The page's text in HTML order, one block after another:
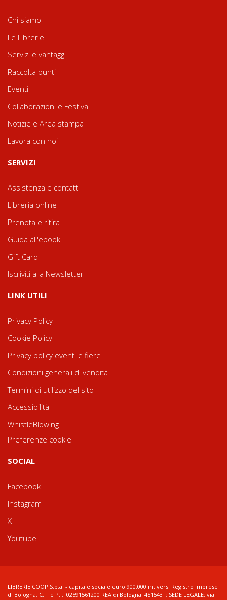
Chi siamo
Le Librerie
Servizi e vantaggi
Raccolta punti
Eventi
Collaborazioni e Festival
Notizie e Area stampa
Lavora con noi
SERVIZI
Assistenza e contatti
Libreria online
Prenota e ritira
Guida all'ebook
Gift Card
Iscriviti alla Newsletter
LINK UTILI
Privacy Policy
Cookie Policy
Privacy policy eventi e fiere
Condizioni generali di vendita
Termini di utilizzo del sito
Accessibilità
WhistleBlowing
Preferenze cookie
SOCIAL
Facebook
Instagram
X
Youtube
LIBRERIE.COOP S.p.a. - capitale sociale euro 900.000 int.vers. Registro imprese
di Bologna, C.F. e P.I.: 02591561200 REA di Bologna: 451543 ; SEDE LEGALE: via